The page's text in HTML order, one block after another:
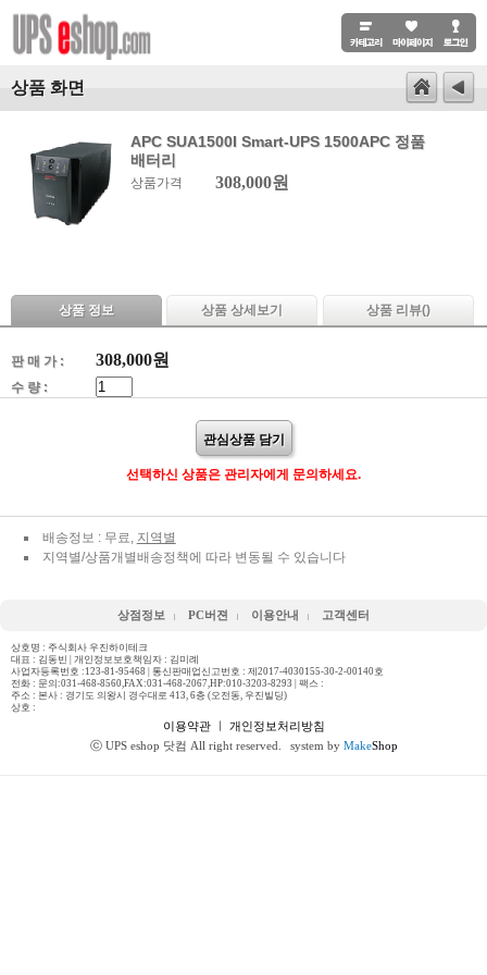
상품 화면
APC SUA1500I Smart-UPS 1500APC 정품
배터리
상품가격 308,000원
상품 정보 상품 상세보기 상품 리뷰()
판 매 가 : 308,000원
수 량 :
관심상품 담기
선택하신 상품은 관리자에게 문의하세요.
배송정보 : 무료, 지역별
지역별/상품개별배송정책에 따라 변동될 수 있습니다
상점정보 PC버젼 이용안내 고객센터
상호명 : 주식회사 우진하이테크
대표 : 김동빈 | 개인정보보호책임자 : 김미례
사업자등록번호 :123-81-95468 | 통신판매업신고번호 : 제2017-4030155-30-2-00140호
전화 : 문의:031-468-8560,FAX:031-468-2067,HP:010-3203-8293 | 팩스 :
주소 : 본사 : 경기도 의왕시 경수대로 413, 6층 (오전동, 우진빌딩)
상호 :
이용약관ㅣ 개인정보처리방침
ⓒ UPS eshop 닷컴 All right reserved.
system by MakeShop